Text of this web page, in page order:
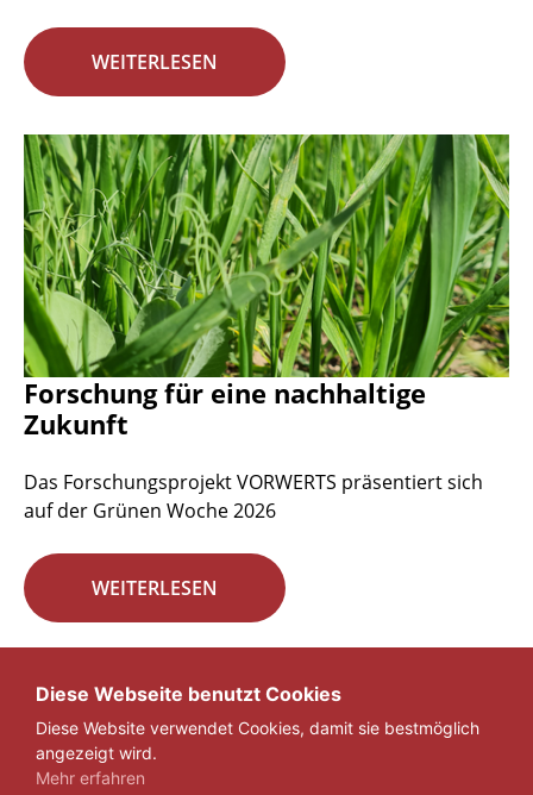
WEITERLESEN
Forschung für eine nachhaltige
Zukunft
Das Forschungsprojekt VORWERTS präsentiert sich
auf der Grünen Woche 2026
WEITERLESEN
1 2 3 ... 29 »
Diese Webseite benutzt Cookies
Diese Website verwendet Cookies, damit sie bestmöglich
angezeigt wird.
Mehr erfahren